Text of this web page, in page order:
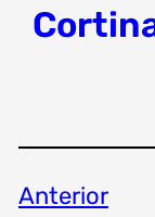
Anterior